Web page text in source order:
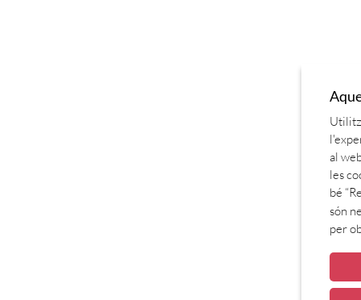
al
les
bé
són
per